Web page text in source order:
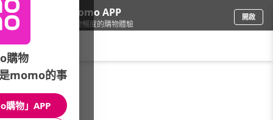
下載momo APP
給你3倍流暢度的購物體驗
開啟
看看買/食品/沖調/蜂蜜/飲品
館長推薦 月銷量
購物
momo的事
購物」APP